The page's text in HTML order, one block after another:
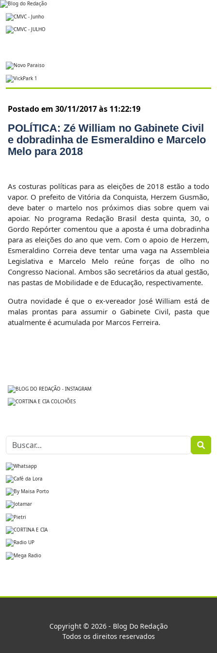
Postado em 30/11/2017 às 11:22:19
POLÍTICA: Zé William no Gabinete Civil
e dobradinha de Esmeraldino e Marcelo
Melo para 2018
As costuras políticas para as eleições de 2018 estão a todo
vapor. O prefeito de Vitória da Conquista, Herzem Gusmão,
deve bater o martelo nos próximos dias sobre quem vai
apoiar. No programa Redação Brasil desta quinta, 30, o
Gordo Repórter comentou que a aposta é uma dobradinha
para as eleições do ano que vem. Com o apoio de Herzem,
Esmeraldino Correia deve tentar uma vaga na Assembleia
Legislativa e Marcelo Melo reúne forças de olho no
Congresso Nacional. Ambos são secretários da atual gestão,
nas pastas de Mobilidade e de Educação, respectivamente.
Outra novidade é que o ex-vereador José William está de
malas prontas para assumir o Gabinete Civil, pasta que
atualmente é acumulada por Marcos Ferreira.
Copyright © 2026 - Blog Do Redação
Todos os direitos reservados